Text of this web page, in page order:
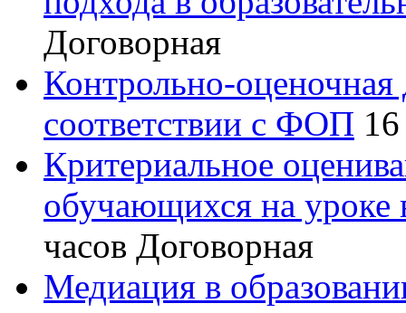
Договорная
Контрольно-оценочная
соответствии с ФОП
Критериальное
обучающихся на
часов Договорная
Медиация в